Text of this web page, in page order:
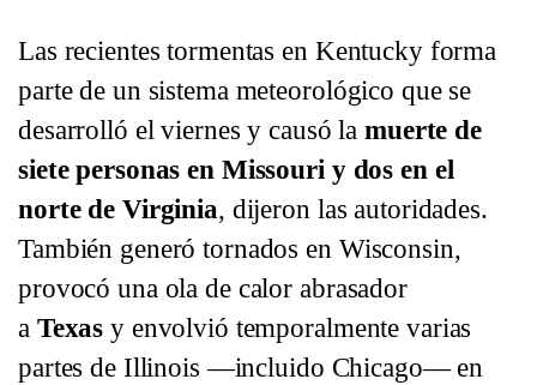
Las recientes tormentas en Kentucky forma
parte de un sistema meteorológico que se
desarrolló el viernes y causó lamuerte de
siete personas en Missouri y dos en el
norte de Virginia, dijeron las autoridades.
También generó tornados en Wisconsin,
provocó una ola de calor abrasador
a Texasy envolvió temporalmente varias
partes de Illinois —incluido Chicago— en